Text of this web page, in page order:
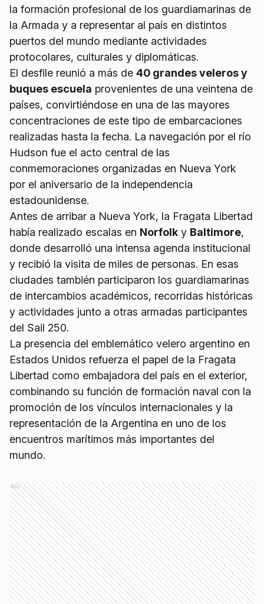
la formación profesional de los guardiamarinas de
la Armada y a representar al país en distintos
puertos del mundo mediante actividades
protocolares, culturales y diplomáticas.
El desfile reunió a más de 40 grandes veleros y
buques escuela provenientes de una veintena de
países, convirtiéndose en una de las mayores
concentraciones de este tipo de embarcaciones
realizadas hasta la fecha. La navegación por el río
Hudson fue el acto central de las
conmemoraciones organizadas en Nueva York
por el aniversario de la independencia
estadounidense.
Antes de arribar a Nueva York, la Fragata Libertad
había realizado escalas en Norfolk y Baltimore,
donde desarrolló una intensa agenda institucional
y recibió la visita de miles de personas. En esas
ciudades también participaron los guardiamarinas
de intercambios académicos, recorridas históricas
y actividades junto a otras armadas participantes
del Sail 250.
La presencia del emblemático velero argentino en
Estados Unidos refuerza el papel de la Fragata
Libertad como embajadora del país en el exterior,
combinando su función de formación naval con la
promoción de los vínculos internacionales y la
representación de la Argentina en uno de los
encuentros marítimos más importantes del
mundo.
Ads